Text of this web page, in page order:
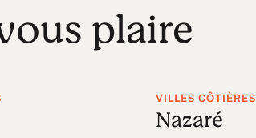
plaire
VILLES CÔTIÈRES
Nazaré